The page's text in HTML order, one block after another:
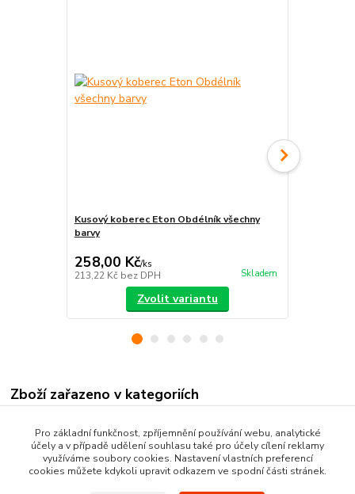
Kusový koberec Eton Obdélník všechny
barvy
258,00 Kč/ks
213,22 Kč bez DPH Skladem
Zvolit variantu
Zboží zařazeno v kategoriích
Schodišťové koberce
Pro základní funkčnost, zpříjemnění používání webu, analytické
účely a v případě udělení souhlasu také pro účely cílení reklamy
využíváme soubory cookies. Nastavení vlastních preferencí
cookies můžete kdykoli upravit odkazem ve spodní části stránek.